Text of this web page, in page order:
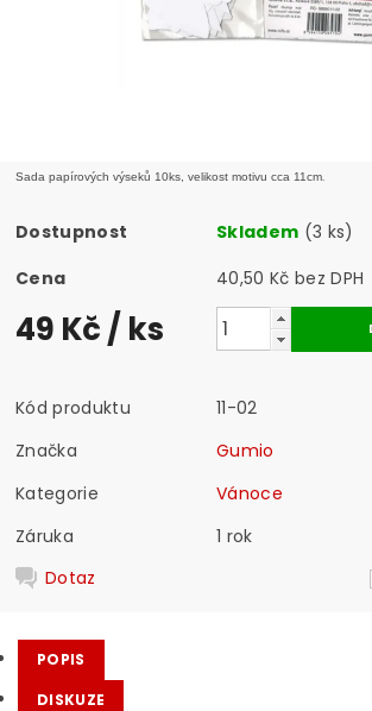
Sada papírových výseků 10ks, velikost motivu cca 11cm.
Dostupnost Skladem (3 ks)
Cena
40,50 Kč bez DPH
49 Kč/ ks
Kód produktu
11-02
Značka
Gumio
Kategorie
Vánoce
Záruka
1 rok
Dotaz
POPIS
DISKUZE